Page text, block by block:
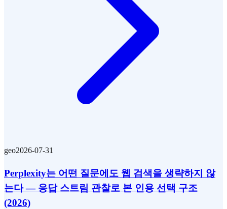
geo2026-07-31
Perplexity는 어떤 질문에도 웹 검색을 생략하지 않
는다 — 응답 스트림 관찰로 본 인용 선택 구조
(2026)